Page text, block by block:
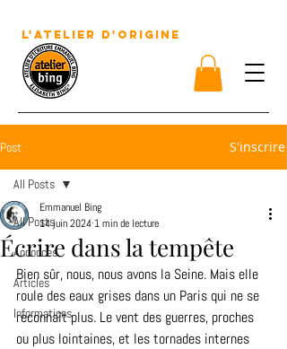
L'atelier D'origine
Post S'inscrire
All Posts
Annonces
Articles
Informations
All Posts
Écrire dans la tempête
Emmanuel Bing
14 juin 2024 1 min de lecture
Bien sûr, nous, nous avons la Seine. Mais elle
roule des eaux grises dans un Paris qui ne se
reconnaît plus. Le vent des guerres, proches
ou plus lointaines, et les tornades internes